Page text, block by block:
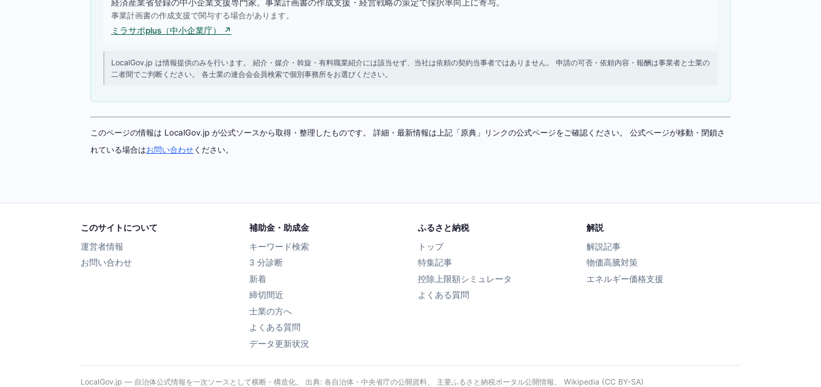
事業計画書の作成支援で関与する場合があります。
ミラサポplus（中小企業庁） ↗
LocalGov.jp は情報提供のみを行います。 紹介・媒介・斡旋・有料職業紹介には該当せず、当社は依頼の契約当事者ではありません。 申請の可否・依頼内容・報酬は事業者と士業の
二者間でご判断ください。 各士業の連合会会員検索で個別事務所をお選びください。
このページの情報は LocalGov.jp が公式ソースから取得・整理したものです。 詳細・最新情報は上記「原典」リンクの公式ページをご確認ください。 公式ページが移動・閉鎖さ
れている場合はお問い合わせください。
このサイトについて
運営者情報
お問い合わせ
補助金・助成金
キーワード検索
3 分診断
新着
締切間近
士業の方へ
よくある質問
データ更新状況
ふるさと納税
トップ
特集記事
控除上限額シミュレータ
よくある質問
解説
解説記事
物価高騰対策
エネルギー価格支援
LocalGov.jp — 自治体公式情報を一次ソースとして横断・構造化。 出典: 各自治体・中央省庁の公開資料、 主要ふるさと納税ポータル公開情報、 Wikipedia (CC BY-SA)